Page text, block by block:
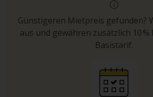
Günstigeren Mietpreis gefunden?
aus und gewähren zusätzlich 10
Basistarif.